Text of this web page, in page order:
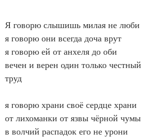
Я говорю слышишь милая не люби
я говорю они всегда доча врут
я говорю ей от анхеля до оби
вечен и верен один только честный
труд
я говорю храни своё сердце храни
от лихоманки от язвы чёрной чумы
в волчий распадок его не урони